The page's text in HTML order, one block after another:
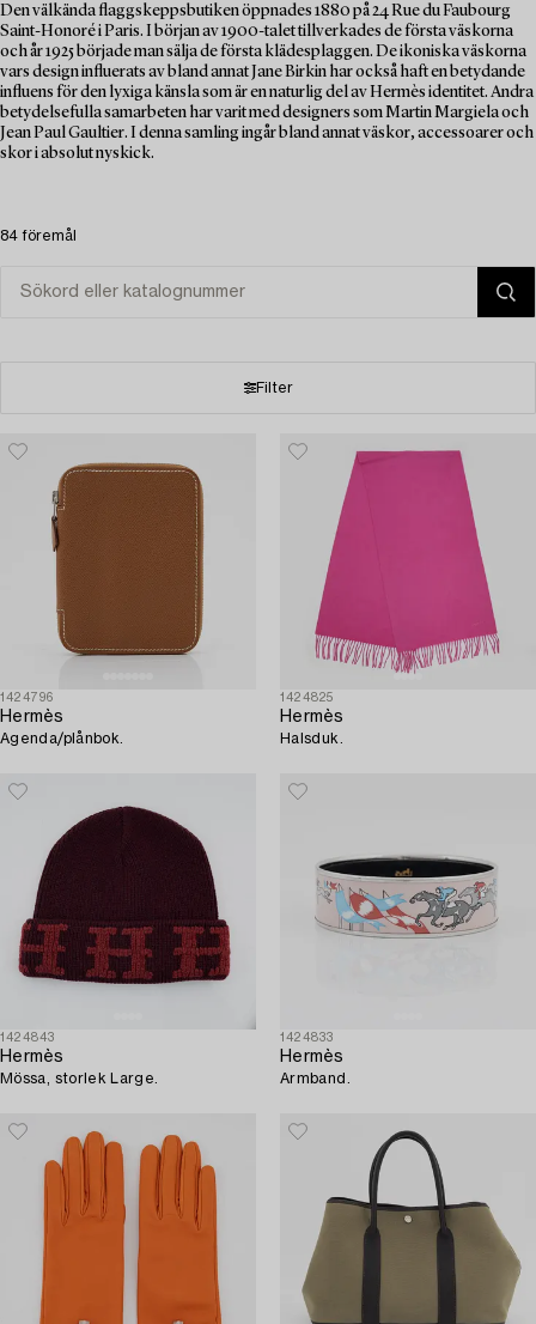
Den välkända flaggskeppsbutiken öppnades 1880 på 24 Rue du Faubourg
Saint-Honoré i Paris. I början av 1900-talet tillverkades de första väskorna
och år 1925 började man sälja de första klädesplaggen. De ikoniska väskorna
vars design influerats av bland annat Jane Birkin har också haft en betydande
influens för den lyxiga känsla som är en naturlig del av Hermès identitet. Andra
betydelsefulla samarbeten har varit med designers som Martin Margiela och
Jean Paul Gaultier. I denna samling ingår bland annat väskor, accessoarer och
skor i absolut nyskick.
84 föremål
Filter
1424796
Hermès
Agenda/plånbok.
1424825
Hermès
Halsduk.
1424843
Hermès
Mössa, storlek Large.
1424833
Hermès
Armband.